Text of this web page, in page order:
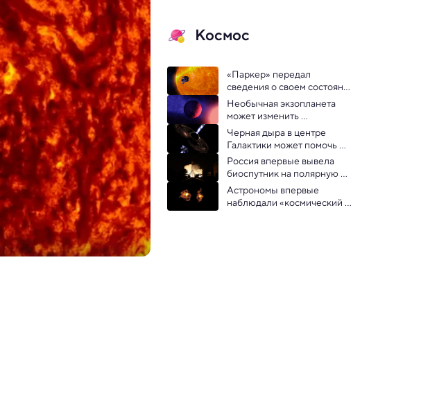
Космос
«Паркер» передал
сведения о своем состоянии
впервые после рекордного
сближения с Солнцем
Необычная экзопланета
может изменить
представления о будущем
Земли
Черная дыра в центре
Галактики может помочь
зарождению жизни: новое
исследование
Россия впервые вывела
биоспутник на полярную
орбиту для изучения
влияния радиации
Астрономы впервые
наблюдали «космический